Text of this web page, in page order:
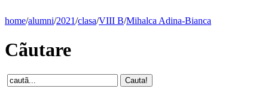
home/alumni/2021/clasa/VIII B/Mihalca Adina-Bianca
Cãutare